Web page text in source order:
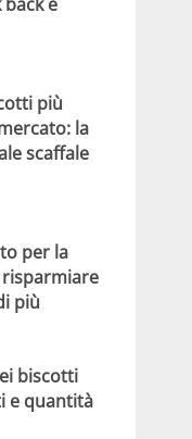
più
la
scaffale
per la
più
biscotti
e quantità